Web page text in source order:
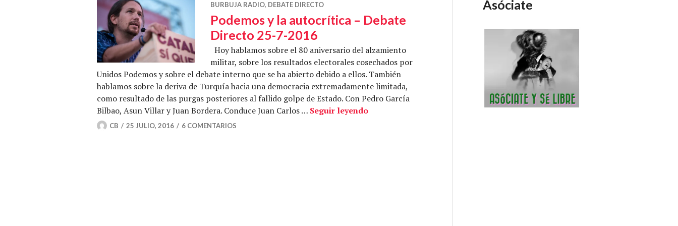
BURBUJA RADIO, DEBATE DIRECTO
Podemos y la autocrítica – Debate
Directo 25-7-2016
Hoy hablamos sobre el 80 aniversario del alzamiento
militar, sobre los resultados electorales cosechados por
Unidos Podemos y sobre el debate interno que se ha abierto debido a ellos. También
hablamos sobre la deriva de Turquía hacia una democracia extremadamente limitada,
como resultado de las purgas posteriores al fallido golpe de Estado. Con Pedro García
Bilbao, Asun Villar y Juan Bordera. Conduce Juan Carlos … Seguir leyendoPodemos y la autocrítica – Debate Directo 25-7-2016
CB 25 JULIO, 2016 6 COMENTARIOS
Asóciate